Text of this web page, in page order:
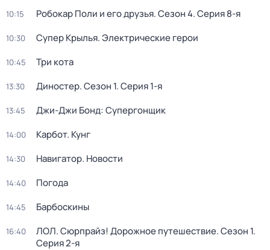
10:15 Робокар Поли и его друзья. Сезон 4. Серия 8-я
10:30 Супер Крылья. Электрические герои
10:45 Три кота
13:30 Диностер. Сезон 1. Серия 1-я
13:45 Джи-Джи Бонд: Супергонщик
14:00 Карбот. Кунг
14:30 Навигатор. Новости
14:40 Погода
14:45 Барбоскины
16:40 ЛОЛ. Сюрпрайз! Дорожное путешествие. Сезон 1.
Серия 2-я